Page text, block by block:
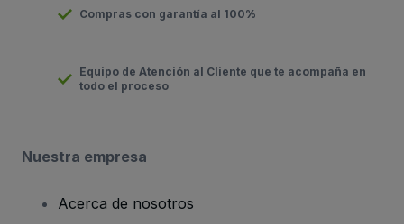
Compras con garantía al 100%
Equipo de Atención al Cliente que te acompaña en
todo el proceso
Nuestra empresa
Acerca de nosotros